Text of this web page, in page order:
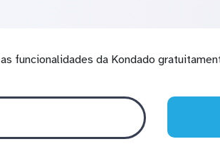
funcionalidades da Kondado